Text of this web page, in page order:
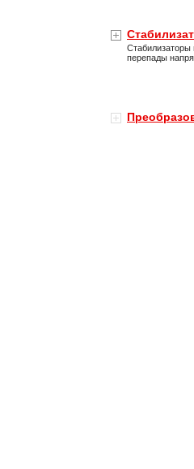
Стабилизаторы
перепады